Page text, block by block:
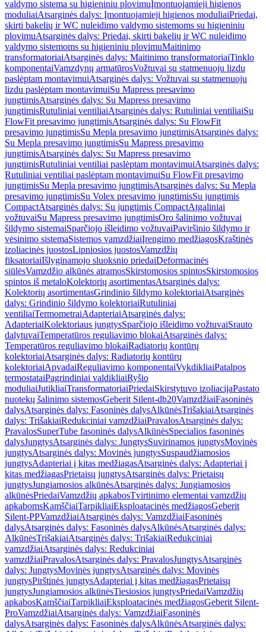
valdymo sistema su higieniniu plovimuĮmontuojamieji higienos
moduliaiAtsarginės dalys: Įmontuojamieji higienos moduliaiPriedai,
skirti bakelių ir WC nuleidimo valdymo sistemoms su higieniniu
plovimuAtsarginės dalys: Priedai, skirti bakelių ir WC nuleidimo
valdymo sistemoms su higieniniu plovimuMaitinimo
transformatoriaiAtsarginės dalys: Maitinimo transformatoriaiTinklo
komponentaiVamzdynų armatūrosVožtuvai su statmenuoju lizdu
paslėptam montavimuiAtsarginės dalys: Vožtuvai su statmenuoju
lizdu paslėptam montavimuiSu Mapress presavimo
jungtimisAtsarginės dalys: Su Mapress presavimo
jungtimisRutuliniai ventiliaiAtsarginės dalys: Rutuliniai ventiliaiSu
FlowFit presavimo jungtimisAtsarginės dalys: Su FlowFit
presavimo jungtimisSu Mepla presavimo jungtimisAtsarginės dalys:
Su Mepla presavimo jungtimisSu Mapress presavimo
jungtimisAtsarginės dalys: Su Mapress presavimo
jungtimisRutuliniai ventiliai paslėptam montavimuiAtsarginės dalys:
Rutuliniai ventiliai paslėptam montavimuiSu FlowFit presavimo
jungtimisSu Mepla presavimo jungtimisAtsarginės dalys: Su Mepla
presavimo jungtimisSu Volex presavimo jungtimisSu jungtimis
CompactAtsarginės dalys: Su jungtimis CompactAtgaliniai
vožtuvaiSu Mapress presavimo jungtimisOro šalinimo vožtuvai
šildymo sistemaiSparčiojo išleidimo vožtuvaiPaviršinio šildymo ir
vėsinimo sistemaSistemos vamzdžiaiĮrengimo medžiagosKraštinės
izoliacinės juostosLipniosios juostosVamzdžių
fiksatoriaiIšlyginamojo sluoksnio priedaiDeformacinės
siūlėsVamzdžio alkūnės atramosSkirstomosios spintosSkirstomosios
spintos iš metaloKolektorių asortimentasAtsarginės dalys:
Kolektorių asortimentasGrindinio šildymo kolektoriaiAtsarginės
dalys: Grindinio šildymo kolektoriaiRutuliniai
ventiliaiTermometraiAdapteriaiAtsarginės dalys:
AdapteriaiKolektoriaus jungtysSparčiojo išleidimo vožtuvaiSrauto
dalytuvaiTemperatūros reguliavimo blokaiAtsarginės dalys:
Temperatūros reguliavimo blokaiRadiatorių kontūrų
kolektoriaiAtsarginės dalys: Radiatorių kontūrų
kolektoriaiApvadaiReguliavimo komponentaiVykdikliaiPatalpos
termostataiPagrindiniai valdikliaiRyšio
moduliaiJutikliaiTransformatoriaiPriedaiSkirstytuvo izoliacijaPastato
nuotekų šalinimo sistemosGeberit Silent-db20VamzdžiaiFasoninės
dalysAtsarginės dalys: Fasoninės dalysAlkūnėsTrišakiaiAtsarginės
dalys: TrišakiaiRedukciniai vamzdžiaiPravalosAtsarginės dalys:
PravalosSuperTube fasoninės dalysAlkūnėsSpecialios fasoninės
dalysJungtysAtsarginės dalys: JungtysSuvirinamos jungtysMovinės
jungtysAtsarginės dalys: Movinės jungtysSuspaudžiamosios
jungtysAdapteriai į kitas medžiagasAtsarginės dalys: Adapteriai į
kitas medžiagasPrietaisų jungtysAtsarginės dalys: Prietaisų
jungtysJungiamosios alkūnėsAtsarginės dalys: Jungiamosios
alkūnėsPriedaiVamzdžių apkabosTvirtinimo elementai vamzdžių
apkabomsKamščiaiTarpikliaiEksploatacinės medžiagosGeberit
Silent-PPVamzdžiaiAtsarginės dalys: VamzdžiaiFasoninės
dalysAtsarginės dalys: Fasoninės dalysAlkūnėsAtsarginės dalys:
AlkūnėsTrišakiaiAtsarginės dalys: TrišakiaiRedukciniai
vamzdžiaiAtsarginės dalys: Redukciniai
vamzdžiaiPravalosAtsarginės dalys: PravalosJungtysAtsarginės
dalys: JungtysMovinės jungtysAtsarginės dalys: Movinės
jungtysPirštinės jungtysAdapteriai į kitas medžiagasPrietaisų
jungtysJungiamosios alkūnėsTiesiosios jungtysPriedaiVamzdžių
apkabosKamščiaiTarpikliaiEksploatacinės medžiagosGeberit Silent-
ProVamzdžiaiAtsarginės dalys: VamzdžiaiFasoninės
dalysAtsarginės dalys: Fasoninės dalysAlkūnėsAtsarginės dalys: